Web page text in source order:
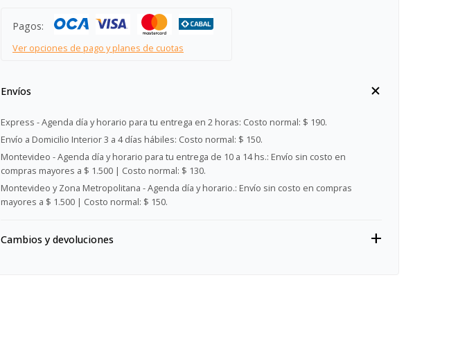
Pagos:
Ver opciones de pago y planes de cuotas
Envíos
Express - Agenda día y horario para tu entrega en 2 horas: Costo normal: $ 190.
Envío a Domicilio Interior 3 a 4 días hábiles: Costo normal: $ 150.
Montevideo - Agenda día y horario para tu entrega de 10 a 14 hs.: Envío sin costo en
compras mayores a $ 1.500 | Costo normal: $ 130.
Montevideo y Zona Metropolitana - Agenda día y horario.: Envío sin costo en compras
mayores a $ 1.500 | Costo normal: $ 150.
Cambios y devoluciones